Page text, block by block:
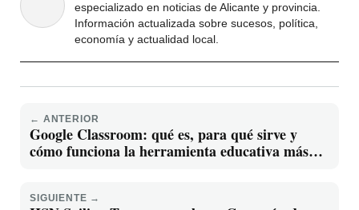
especializado en noticias de Alicante y provincia.
Información actualizada sobre sucesos, política,
economía y actualidad local.
← ANTERIOR
Google Classroom: qué es, para qué sirve y
cómo funciona la herramienta educativa más
SIGUIENTE →